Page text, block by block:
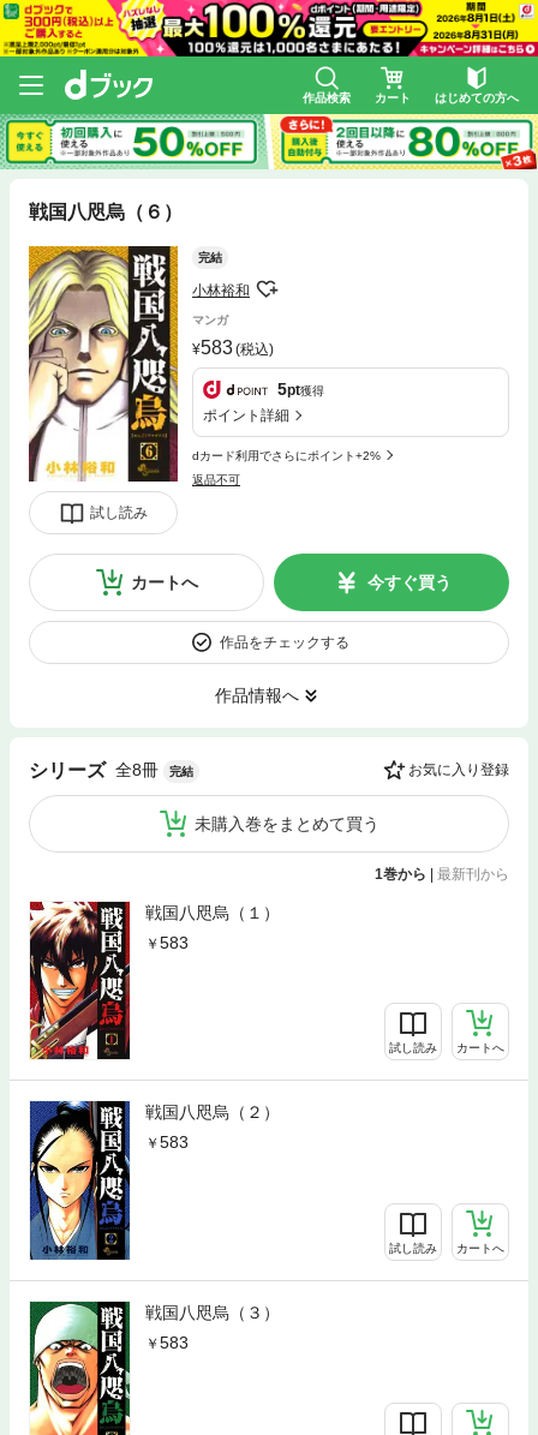
作品検索 カート はじめての方へ
戦国八咫烏（６）
試し読み
完結
小林裕和
マンガ
583(税込)
5pt獲得
ポイント詳細
dカード利用でさらにポイント+2%
返品不可
カートへ 今すぐ買う
作品をチェックする
作品情報へ
シリーズ 全8冊 完結 お気に入り登録
未購入巻をまとめて買う
1巻から 最新刊から
戦国八咫烏（１）
583
試し読み カートへ
戦国八咫烏（２）
583
試し読み カートへ
戦国八咫烏（３）
583